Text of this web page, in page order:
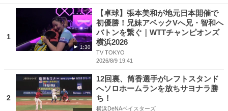
1
1:30
【卓球】張本美和が地元日本開催で
初優勝！兄妹アベックVへ兄・智和へ
バトンを繋ぐ｜WTTチャンピオンズ
横浜2026
TV TOKYO
2026/8/9 19:41
2
12回裏、筒香選手がレフトスタンド
へソロホームランを放ちサヨナラ勝
ち！
横浜DeNAベイスターズ